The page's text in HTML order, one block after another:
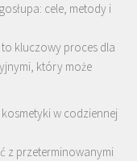
cele, metody i
kluczowy proces dla
który może
w codziennej
z przeterminowanymi